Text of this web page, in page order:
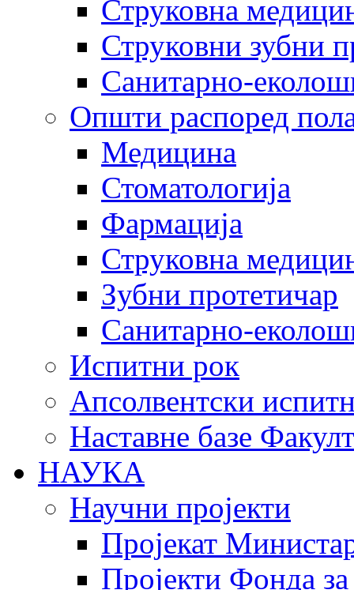
Струковна
Струковни зубни
Санитарно-
Општи распоред
Медицина
Стоматологија
Фармација
Струковна
Зубни протетичар
Санитарно-
Испитни рок
Апсолвентски
Наставне базе
НАУКА
Научни пројекти
Пројекат
Пројекти Фонда